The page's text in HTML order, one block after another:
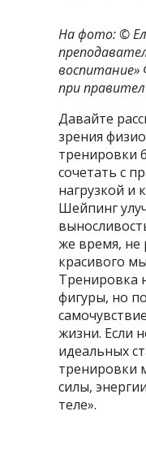
На фото: ©
воспитание»
при
Давайте
зрения
тренировки
сочетать с
нагрузкой и
Шейпинг
же время, не
красивого
Тренировка
фигуры, но
жизни. Если
идеальных
тренировки
силы,
теле».